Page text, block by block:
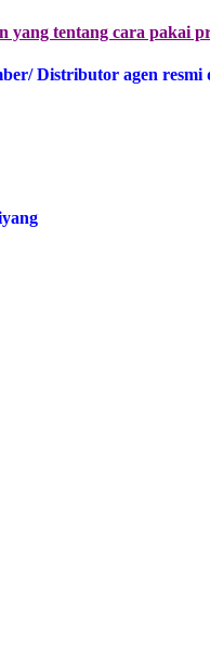
tentang cara pakai
Distributor agen